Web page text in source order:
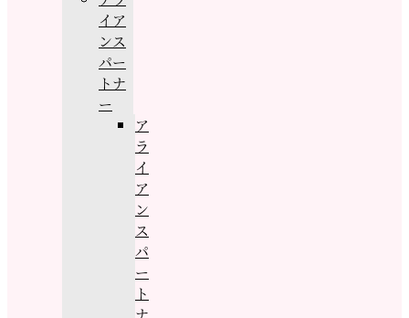
イア
ンス
パー
トナ
ー
ア
ラ
イ
ア
ン
ス
パ
ー
ト
ナ